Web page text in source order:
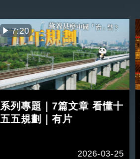
7:20
系列專題｜7篇文章 看懂十
五五規劃｜有片
2026-03-25